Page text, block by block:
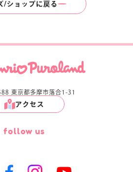
/ショップに戻る
東京都多摩市落合1-31
アクセス
follow us